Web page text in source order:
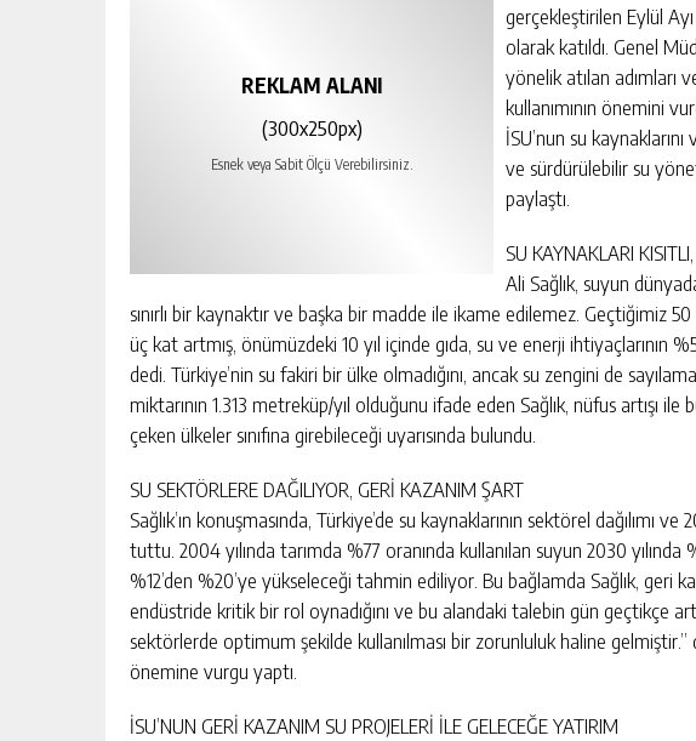
REKLAM ALANI
(300x250px)
Esnek veya Sabit Ölçü Verebilirsiniz.
gerçekleştirilen Eylül
olarak katıldı. Genel
yönelik atılan adımları
kullanımının önemini
İSU’nun su
ve sürdürülebilir su
paylaştı.
SU KAYNAKLARI
Ali Sağlık, suyun
sınırlı bir kaynaktır ve başka bir madde ile ikame edilemez. Geçtiğimiz 50
üç kat artmış, önümüzdeki 10 yıl içinde gıda, su ve enerji ihtiyaçlarının
dedi. Türkiye’nin su fakiri bir ülke olmadığını, ancak su zengini de
miktarının 1.313 metreküp/yıl olduğunu ifade eden Sağlık, nüfus artışı ile
çeken ülkeler sınıfına girebileceği uyarısında bulundu.
SU SEKTÖRLERE DAĞILIYOR, GERİ KAZANIM ŞART
Sağlık’ın konuşmasında, Türkiye’de su kaynaklarının sektörel dağılımı
tuttu. 2004 yılında tarımda %77 oranında kullanılan suyun 2030 yılında
%12’den %20’ye yükseleceği tahmin ediliyor. Bu bağlamda Sağlık, geri
endüstride kritik bir rol oynadığını ve bu alandaki talebin gün geçtikçe
sektörlerde optimum şekilde kullanılması bir zorunluluk haline
önemine vurgu yaptı.
İSU’NUN GERİ KAZANIM SU PROJELERİ İLE GELECEĞE YATIRIM